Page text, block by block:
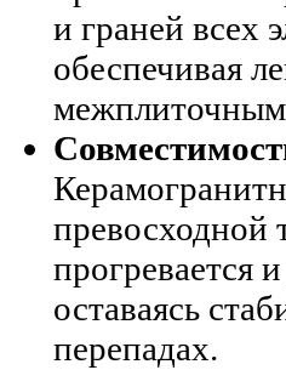
и граней всех
обеспечивая
превосходной
прогревается
оставаясь
перепадах.